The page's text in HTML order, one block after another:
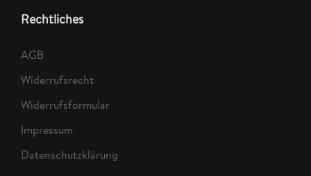
Rechtliches
AGB
Widerrufsrecht
Widerrufsformular
Impressum
Datenschutzklärung